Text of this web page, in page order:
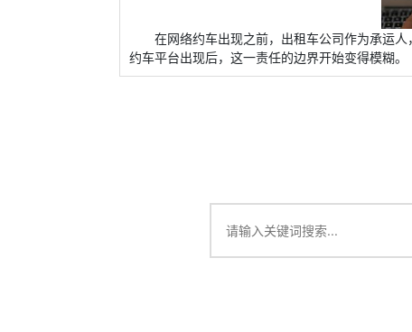
在网络约车出现之前，出租车公司作为承运
约车平台出现后，这一责任的边界开始变得模糊。